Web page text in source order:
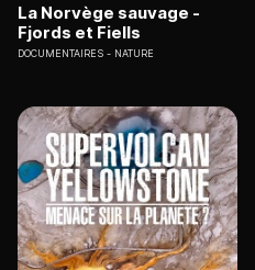
La Norvège sauvage -
Fjords et Fiells
DOCUMENTAIRES NATURE